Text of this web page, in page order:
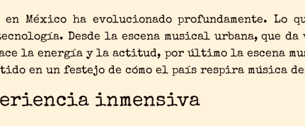
México ha evolucionado profundamente. Lo
Desde la escena musical urbana, que
la energía y la actitud, por último la escena
en un festejo de cómo el país respira música
inmensiva